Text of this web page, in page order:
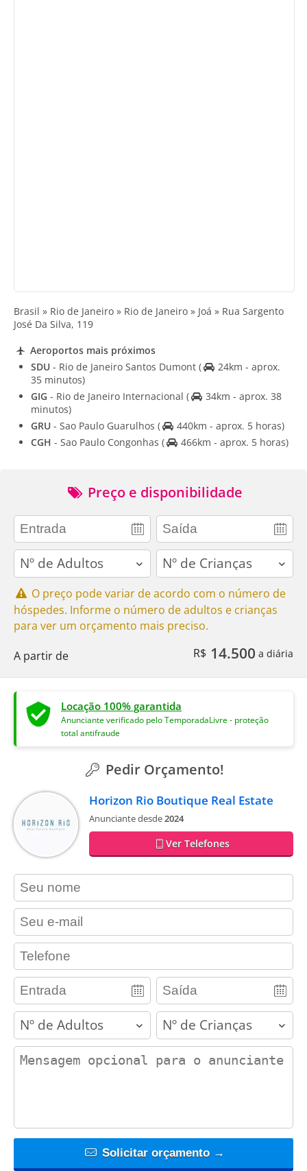
Brasil » Rio de Janeiro » Rio de Janeiro » Joá » Rua Sargento
José Da Silva, 119
Aeroportos mais próximos
SDU - Rio de Janeiro Santos Dumont (
24km - aprox.
35 minutos)
GIG - Rio de Janeiro Internacional (
34km - aprox. 38
minutos)
GRU - Sao Paulo Guarulhos (
440km - aprox. 5 horas)
CGH - Sao Paulo Congonhas ( 466km - aprox. 5 horas)
Preço e disponibilidade
adults children
O preço pode variar de acordo com o número de
hóspedes. Informe o número de adultos e crianças
para ver um orçamento mais preciso.
A partir de
R$ 14.500 a diária
Locação 100% garantida
Anunciante verificado pelo TemporadaLivre - proteção
total antifraude
Pedir Orçamento!
Horizon Rio Boutique Real Estate
Anunciante desde2024
Ver Telefones
contact_name
contact_email
contact_phone
adults children
contact_message
Solicitar orçamento →